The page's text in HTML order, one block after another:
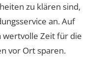
zu klären sind,
an. Auf
wertvolle Zeit für die
vor Ort sparen.